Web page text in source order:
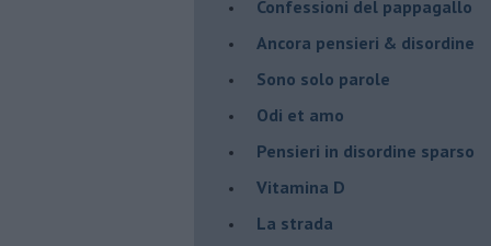
Confessioni del pappagallo
Ancora pensieri & disordine
Sono solo parole
Odi et amo
Pensieri in disordine sparso
Vitamina D
La strada